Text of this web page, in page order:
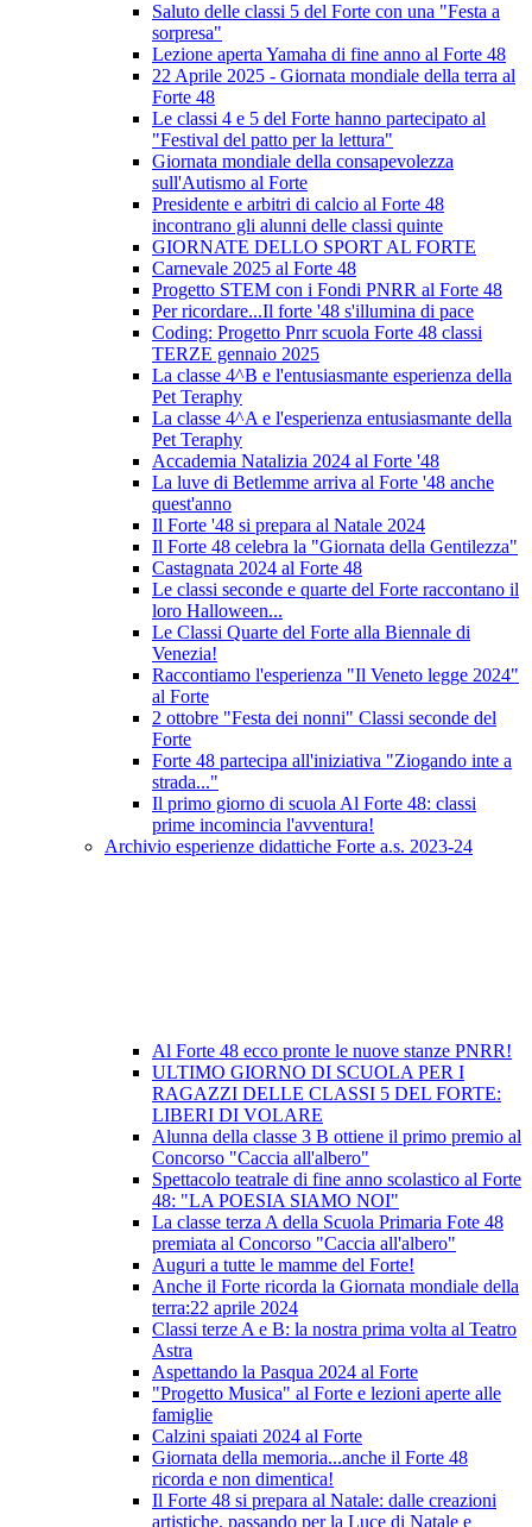
Saluto delle classi 5 del Forte con una "Festa a
sorpresa"
Lezione aperta Yamaha di fine anno al Forte 48
22 Aprile 2025 - Giornata mondiale della terra al
Forte 48
Le classi 4 e 5 del Forte hanno partecipato al
"Festival del patto per la lettura"
Giornata mondiale della consapevolezza
sull'Autismo al Forte
Presidente e arbitri di calcio al Forte 48
incontrano gli alunni delle classi quinte
GIORNATE DELLO SPORT AL FORTE
Carnevale 2025 al Forte 48
Progetto STEM con i Fondi PNRR al Forte 48
Per ricordare...Il forte '48 s'illumina di pace
Coding: Progetto Pnrr scuola Forte 48 classi
TERZE gennaio 2025
La classe 4^B e l'entusiasmante esperienza della
Pet Teraphy
La classe 4^A e l'esperienza entusiasmante della
Pet Teraphy
Accademia Natalizia 2024 al Forte '48
La luve di Betlemme arriva al Forte '48 anche
quest'anno
Il Forte '48 si prepara al Natale 2024
Il Forte 48 celebra la "Giornata della Gentilezza"
Castagnata 2024 al Forte 48
Le classi seconde e quarte del Forte raccontano il
loro Halloween...
Le Classi Quarte del Forte alla Biennale di
Venezia!
Raccontiamo l'esperienza "Il Veneto legge 2024"
al Forte
2 ottobre "Festa dei nonni" Classi seconde del
Forte
Forte 48 partecipa all'iniziativa "Ziogando inte a
strada..."
Il primo giorno di scuola Al Forte 48: classi
prime incomincia l'avventura!
Archivio esperienze didattiche Forte a.s. 2023-24
Al Forte 48 ecco pronte le nuove stanze PNRR!
ULTIMO GIORNO DI SCUOLA PER I
RAGAZZI DELLE CLASSI 5 DEL FORTE:
LIBERI DI VOLARE
Alunna della classe 3 B ottiene il primo premio al
Concorso "Caccia all'albero"
Spettacolo teatrale di fine anno scolastico al Forte
48: "LA POESIA SIAMO NOI"
La classe terza A della Scuola Primaria Fote 48
premiata al Concorso "Caccia all'albero"
Auguri a tutte le mamme del Forte!
Anche il Forte ricorda la Giornata mondiale della
terra:22 aprile 2024
Classi terze A e B: la nostra prima volta al Teatro
Astra
Aspettando la Pasqua 2024 al Forte
"Progetto Musica" al Forte e lezioni aperte alle
famiglie
Calzini spaiati 2024 al Forte
Giornata della memoria...anche il Forte 48
ricorda e non dimentica!
Il Forte 48 si prepara al Natale: dalle creazioni
artistiche, passando per la Luce di Natale e